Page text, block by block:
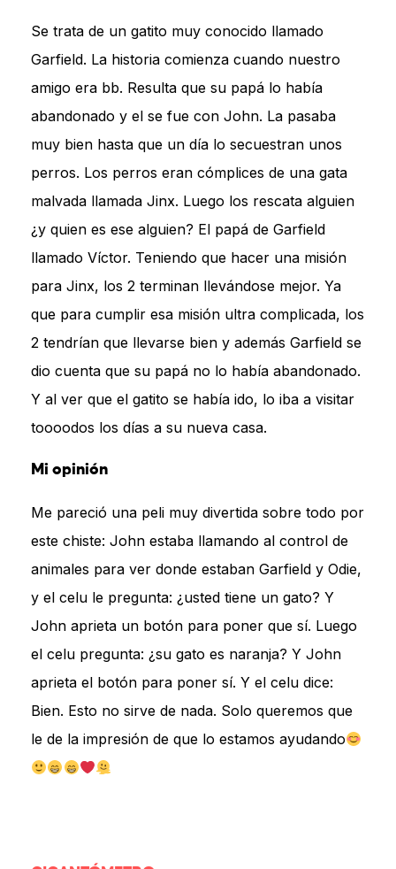
Se trata de un gatito muy conocido llamado
Garfield. La historia comienza cuando nuestro
amigo era bb. Resulta que su papá lo había
abandonado y el se fue con John. La pasaba
muy bien hasta que un día lo secuestran unos
perros. Los perros eran cómplices de una gata
malvada llamada Jinx. Luego los rescata alguien
¿y quien es ese alguien? El papá de Garfield
llamado Víctor. Teniendo que hacer una misión
para Jinx, los 2 terminan llevándose mejor. Ya
que para cumplir esa misión ultra complicada, los
2 tendrían que llevarse bien y además Garfield se
dio cuenta que su papá no lo había abandonado.
Y al ver que el gatito se había ido, lo iba a visitar
toooodos los días a su nueva casa.
Mi opinión
Me pareció una peli muy divertida sobre todo por
este chiste: John estaba llamando al control de
animales para ver donde estaban Garfield y Odie,
y el celu le pregunta: ¿usted tiene un gato? Y
John aprieta un botón para poner que sí. Luego
el celu pregunta: ¿su gato es naranja? Y John
aprieta el botón para poner sí. Y el celu dice:
Bien. Esto no sirve de nada. Solo queremos que
le de la impresión de que lo estamos ayudando